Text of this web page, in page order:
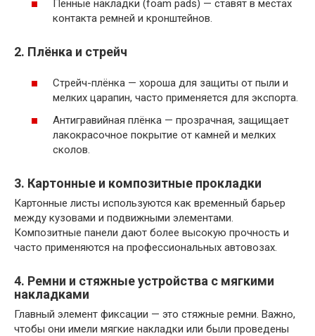
Пенные накладки (foam pads) — ставят в местах
контакта ремней и кронштейнов.
2. Плёнка и стрейч
Стрейч-плёнка — хороша для защиты от пыли и
мелких царапин, часто применяется для экспорта.
Антигравийная плёнка — прозрачная, защищает
лакокрасочное покрытие от камней и мелких
сколов.
3. Картонные и композитные прокладки
Картонные листы используются как временный барьер
между кузовами и подвижными элементами.
Композитные панели дают более высокую прочность и
часто применяются на профессиональных автовозах.
4. Ремни и стяжные устройства с мягкими
накладками
Главный элемент фиксации — это стяжные ремни. Важно,
чтобы они имели мягкие накладки или были проведены